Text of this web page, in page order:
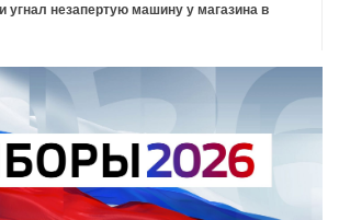
угнал незапертую машину у магазина в